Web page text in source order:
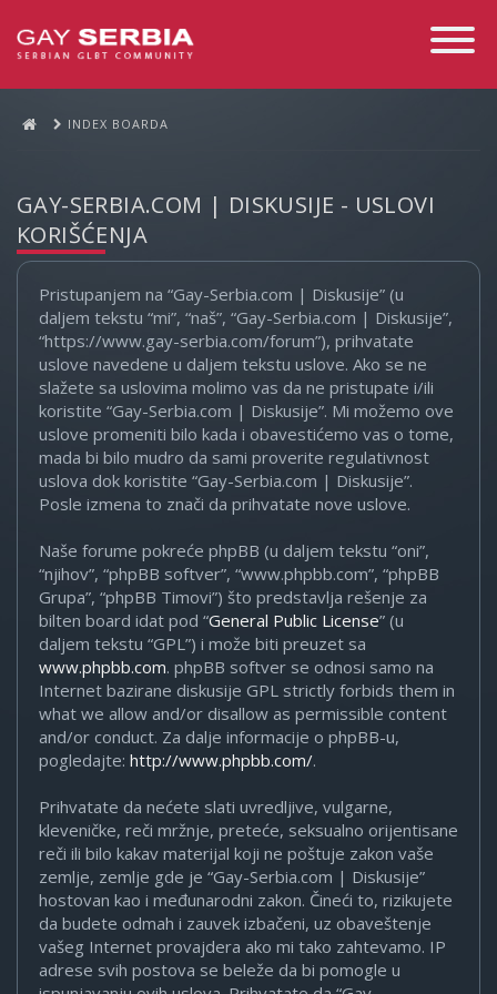
Toggle
INDEX BOARDA
GAY-SERBIA.COM | DISKUSIJE - USLOVI
KORIŠĆENJA
Pristupanjem na “Gay-Serbia.com | Diskusije” (u
daljem tekstu “mi”, “naš”, “Gay-Serbia.com | Diskusije”,
“https://www.gay-serbia.com/forum”), prihvatate
uslove navedene u daljem tekstu uslove. Ako se ne
slažete sa uslovima molimo vas da ne pristupate i/ili
koristite “Gay-Serbia.com | Diskusije”. Mi možemo ove
uslove promeniti bilo kada i obavestićemo vas o tome,
mada bi bilo mudro da sami proverite regulativnost
uslova dok koristite “Gay-Serbia.com | Diskusije”.
Posle izmena to znači da prihvatate nove uslove.
Naše forume pokreće phpBB (u daljem tekstu “oni”,
“njihov”, “phpBB softver”, “www.phpbb.com”, “phpBB
Grupa”, “phpBB Timovi”) što predstavlja rešenje za
bilten board idat pod “General Public License” (u
daljem tekstu “GPL”) i može biti preuzet sa
www.phpbb.com. phpBB softver se odnosi samo na
Internet bazirane diskusije GPL strictly forbids them in
what we allow and/or disallow as permissible content
and/or conduct. Za dalje informacije o phpBB-u,
pogledajte: http://www.phpbb.com/.
Prihvatate da nećete slati uvredljive, vulgarne,
kleveničke, reči mržnje, preteće, seksualno orijentisane
reči ili bilo kakav materijal koji ne poštuje zakon vaše
zemlje, zemlje gde je “Gay-Serbia.com | Diskusije”
hostovan kao i međunarodni zakon. Čineći to, rizikujete
da budete odmah i zauvek izbačeni, uz obaveštenje
vašeg Internet provajdera ako mi tako zahtevamo. IP
adrese svih postova se beleže da bi pomogle u